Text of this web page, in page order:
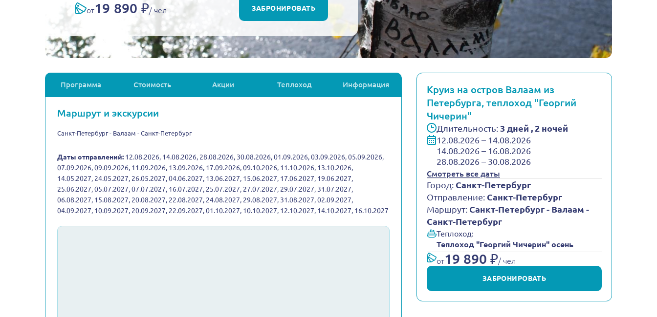
от19 890 ₽/ чел ЗАБРОНИРОВАТЬ
Программа Стоимость Акции Теплоход Информация
Маршрут и экскурсии
Санкт-Петербург - Валаам - Санкт-Петербург
Даты отправлений: 12.08.2026, 14.08.2026, 28.08.2026, 30.08.2026, 01.09.2026, 03.09.2026, 05.09.2026,
07.09.2026, 09.09.2026, 11.09.2026, 13.09.2026, 17.09.2026, 09.10.2026, 11.10.2026, 13.10.2026,
14.05.2027, 24.05.2027, 26.05.2027, 04.06.2027, 13.06.2027, 15.06.2027, 17.06.2027, 19.06.2027,
25.06.2027, 05.07.2027, 07.07.2027, 16.07.2027, 25.07.2027, 27.07.2027, 29.07.2027, 31.07.2027,
06.08.2027, 15.08.2027, 20.08.2027, 22.08.2027, 24.08.2027, 29.08.2027, 31.08.2027, 02.09.2027,
04.09.2027, 10.09.2027, 20.09.2027, 22.09.2027, 01.10.2027, 10.10.2027, 12.10.2027, 14.10.2027, 16.10.2027
Круиз на остров Валаам из
Петербурга, теплоход "Георгий
Чичерин"
Длительность: 3 дней , 2 ночей
12.08.2026 – 14.08.2026
14.08.2026 – 16.08.2026
28.08.2026 – 30.08.2026
Смотреть все даты
Город: Санкт-Петербург
Отправление: Санкт-Петербург
Маршрут: Санкт-Петербург - Валаам -
Санкт-Петербург
Теплоход:
Теплоход "Георгий Чичерин" осень
от19 890 ₽/ чел
ЗАБРОНИРОВАТЬ